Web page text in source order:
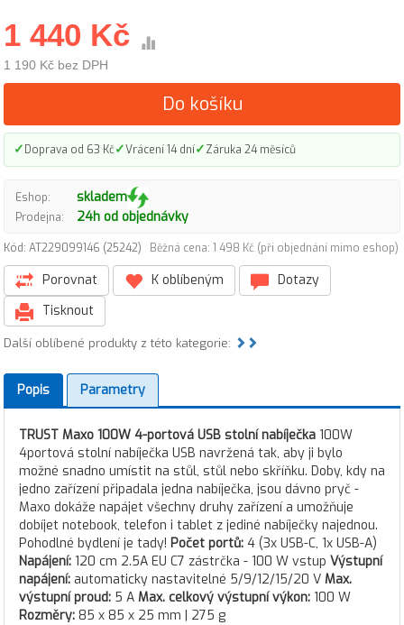
1 440 Kč
1 190 Kč bez DPH
Do košíku
✓Doprava od 63 Kč✓Vrácení 14 dní✓Záruka 24 měsíců
Eshop: skladem
Prodejna: 24h od objednávky
Kód: AT229099146 (25242) Běžná cena: 1 498 Kč (při objednání mimo eshop)
Porovnat K oblíbeným
Dotazy
Tisknout
Další oblíbené produkty z této kategorie:
Popis Parametry
TRUST Maxo 100W 4-portová USB stolní nabíječka 100W
4portová stolní nabíječka USB navržená tak, aby ji bylo
možné snadno umístit na stůl, stůl nebo skříňku. Doby, kdy na
jedno zařízení připadala jedna nabíječka, jsou dávno pryč -
Maxo dokáže napájet všechny druhy zařízení a umožňuje
dobíjet notebook, telefon i tablet z jediné nabíječky najednou.
Pohodlné bydlení je tady! Počet portů: 4 (3x USB-C, 1x USB-A)
Napájení: 120 cm 2.5A EU C7 zástrčka - 100 W vstup Výstupní
napájení: automaticky nastavitelné 5/9/12/15/20 V Max.
výstupní proud: 5 A Max. celkový výstupní výkon: 100 W
Rozměry: 85 x 85 x 25 mm | 275 g